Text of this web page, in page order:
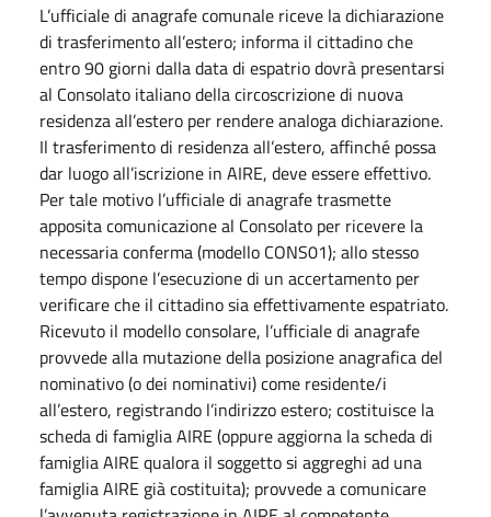
L’ufficiale di anagrafe comunale riceve la dichiarazione
di trasferimento all’estero; informa il cittadino che
entro 90 giorni dalla data di espatrio dovrà presentarsi
al Consolato italiano della circoscrizione di nuova
residenza all’estero per rendere analoga dichiarazione.
Il trasferimento di residenza all’estero, affinché possa
dar luogo all’iscrizione in AIRE, deve essere effettivo.
Per tale motivo l’ufficiale di anagrafe trasmette
apposita comunicazione al Consolato per ricevere la
necessaria conferma (modello CONS01); allo stesso
tempo dispone l’esecuzione di un accertamento per
verificare che il cittadino sia effettivamente espatriato.
Ricevuto il modello consolare, l’ufficiale di anagrafe
provvede alla mutazione della posizione anagrafica del
nominativo (o dei nominativi) come residente/i
all’estero, registrando l’indirizzo estero; costituisce la
scheda di famiglia AIRE (oppure aggiorna la scheda di
famiglia AIRE qualora il soggetto si aggreghi ad una
famiglia AIRE già costituita); provvede a comunicare